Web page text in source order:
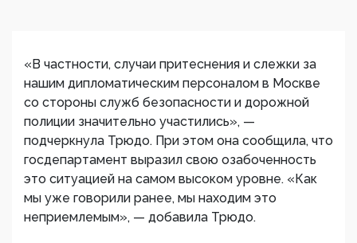
«В частности, случаи притеснения и слежки за
нашим дипломатическим персоналом в Москве
со стороны служб безопасности и дорожной
полиции значительно участились», —
подчеркнула Трюдо. При этом она сообщила, что
госдепартамент выразил свою озабоченность
это ситуацией на самом высоком уровне. «Как
мы уже говорили ранее, мы находим это
неприемлемым», — добавила Трюдо.​